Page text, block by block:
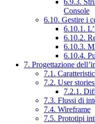
6.9.3.
Console
6.10. Gestire i
6.10.1.
6.10.2.
6.10.3.
6.10.4.
7. Progettazione
7.1.
7.2. User
7.2.1.
7.3. Flussi di
7.4. Wireframe
7.5. Prototipi